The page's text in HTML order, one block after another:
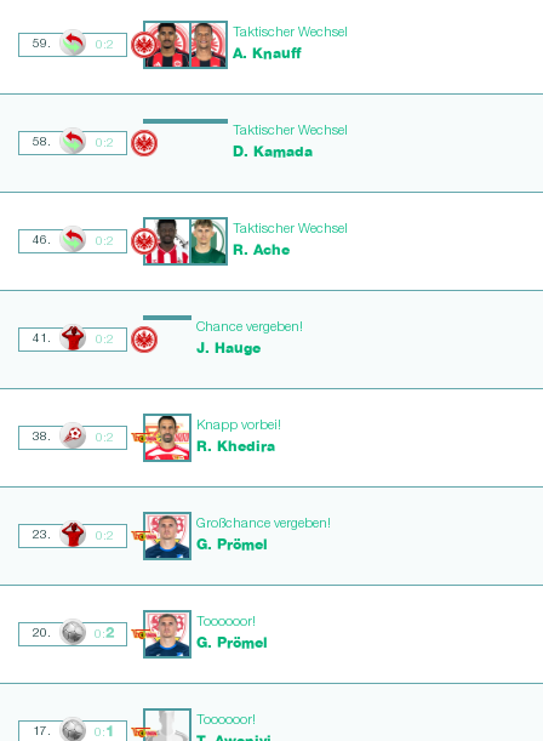
59. 0:2
Taktischer Wechsel
A. Knauff
58. 0:2
Taktischer Wechsel
D. Kamada
46. 0:2
Taktischer Wechsel
R. Ache
41. 0:2
Chance vergeben!
J. Hauge
38. 0:2
Knapp vorbei!
R. Khedira
23. 0:2
Großchance vergeben!
G. Prömel
20. 0:2
Toooooor!
G. Prömel
17. 0: 1
Toooooor!